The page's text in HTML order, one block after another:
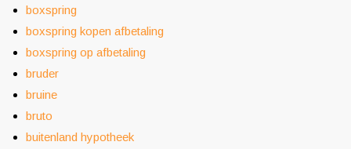
boxspring
boxspring kopen afbetaling
boxspring op afbetaling
bruder
bruine
bruto
buitenland hypotheek